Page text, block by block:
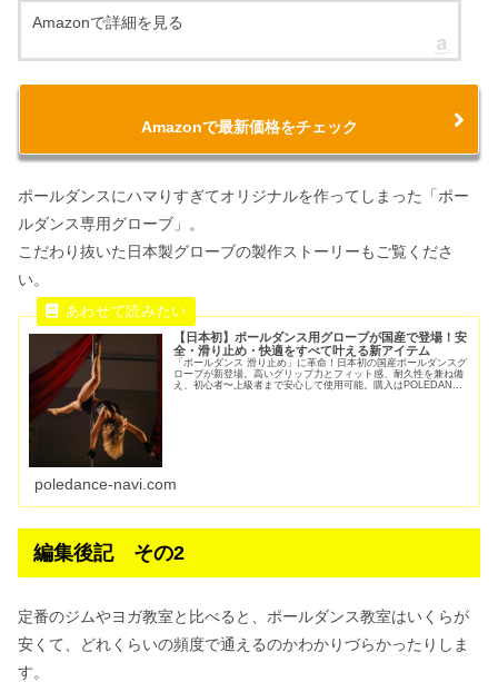
Amazonで詳細を見る
Amazonで最新価格をチェック
ポールダンスにハマりすぎてオリジナルを作ってしまった「ポー
ルダンス専用グローブ」。
こだわり抜いた日本製グローブの製作ストーリーもご覧くださ
い。
【日本初】ポールダンス用グローブが国産で登場！安
全・滑り止め・快適をすべて叶える新アイテム
「ポールダンス 滑り止め」に革命！日本初の国産ポールダンスグ
ローブが新登場。高いグリップ力とフィット感、耐久性を兼ね備
え、初心者〜上級者まで安心して使用可能。購入はPOLEDANCE
poledance-navi.com
編集後記 その2
定番のジムやヨガ教室と比べると、ポールダンス教室はいくらが
安くて、どれくらいの頻度で通えるのかわかりづらかったりしま
す。